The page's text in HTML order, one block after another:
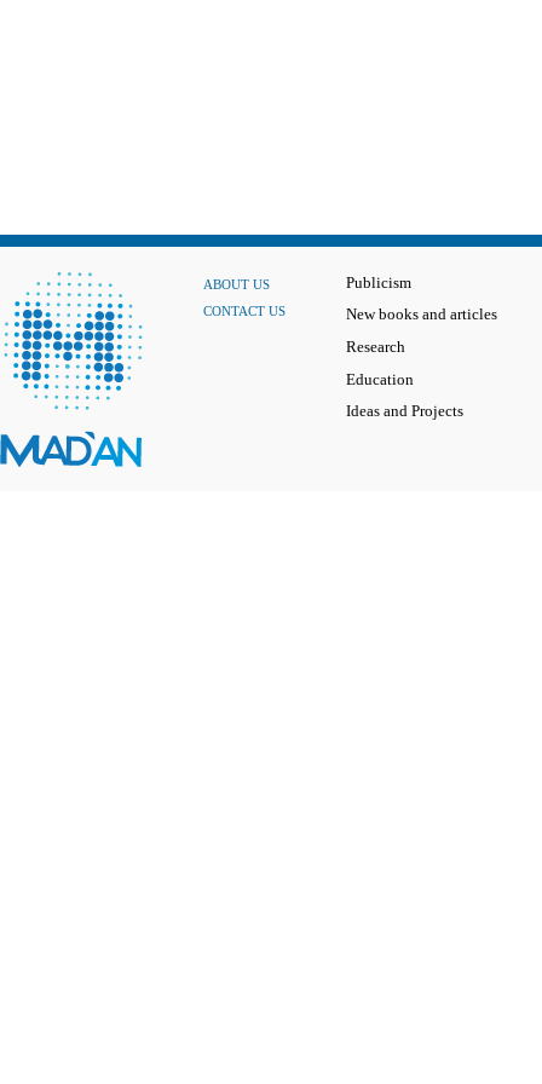
ABOUT US
CONTACT US
Publicism
New books and articles
Research
Education
Ideas and Projects